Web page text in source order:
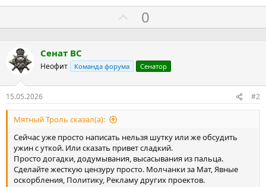
а
0
Сенат ВС
Неофит Команда форума Сенатор
15.05.2026 #2
Мятный Троль сказал(а):
Сейчас уже просто написать нельзя шутку или же обсудить
ужин с уткой. Или сказать привет сладкий.
Просто догадки, додумывания, высасывания из пальца.
Сделайте жесткую цензуру просто. Молчанки за Мат, Явные
оскорбления, Политику, Рекламу других проектов.